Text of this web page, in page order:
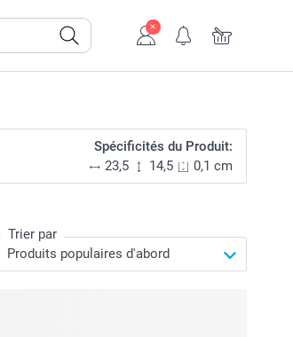
Spécificités du Produit:
23,5
14,5 0,1 cm
Trier par